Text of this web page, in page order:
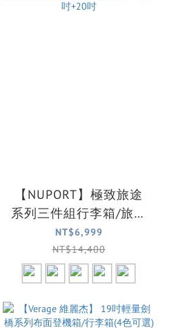
【NUPORT】極致旅途
系列三件組行李箱/旅行
箱 (5色可選)28吋+24吋
+20吋
NT$6,999
NT$14,400